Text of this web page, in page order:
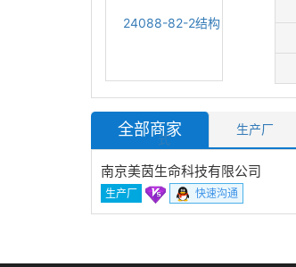
全部商家 生产厂
南京美茵生命科技有限公司
生产厂 快速沟通